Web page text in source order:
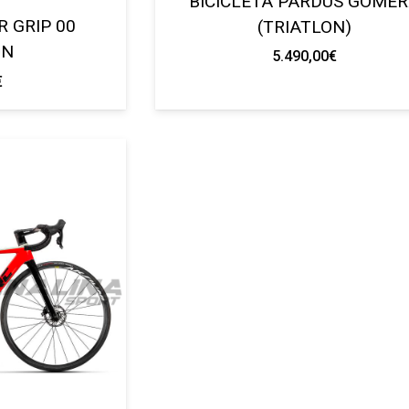
GRIP 00
(TRIATLON)
5.490,00€